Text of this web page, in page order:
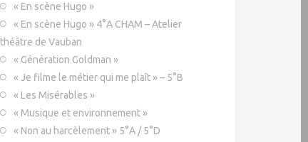
« En scène Hugo »
« En scène Hugo » 4°A CHAM – Atelier
théâtre de Vauban
« Génération Goldman »
« Je filme le métier qui me plaît » – 5°B
« Les Misérables »
« Musique et environnement »
« Non au harcèlement » 5°A / 5°D